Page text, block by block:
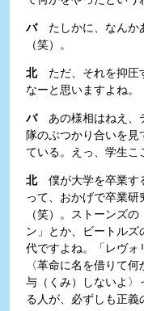
バたしかに、なんか
（笑）。
北ただ、それを抑圧
なーと思いますよね。
バあの様相はねえ、
隊のぶつかり合いを見
ている。えっ、学生こ
北僕が大学を卒業す
って、おかげで卒業
（笑）。ストーンズ
ン」とか、ビートル
代ですよね。「レヴ
〈革命に名を借りて
与（くみ）しないよ
る人が、必ずしも正